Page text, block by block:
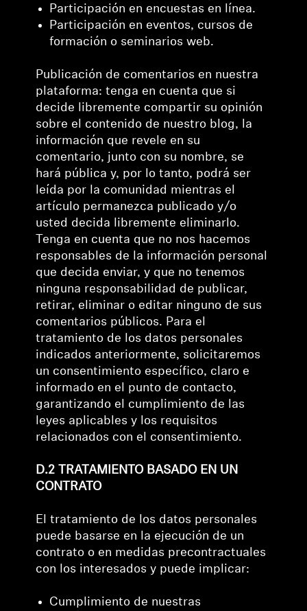
Participación en encuestas en línea.
Participación en eventos, cursos de
formación o seminarios web.
Publicación de comentarios en nuestra
plataforma: tenga en cuenta que si
decide libremente compartir su opinión
sobre el contenido de nuestro blog, la
información que revele en su
comentario, junto con su nombre, se
hará pública y, por lo tanto, podrá ser
leída por la comunidad mientras el
artículo permanezca publicado y/o
usted decida libremente eliminarlo.
Tenga en cuenta que no nos hacemos
responsables de la información personal
que decida enviar, y que no tenemos
ninguna responsabilidad de publicar,
retirar, eliminar o editar ninguno de sus
comentarios públicos. Para el
tratamiento de los datos personales
indicados anteriormente, solicitaremos
un consentimiento específico, claro e
informado en el punto de contacto,
garantizando el cumplimiento de las
leyes aplicables y los requisitos
relacionados con el consentimiento.
D.2 TRATAMIENTO BASADO EN UN
CONTRATO
El tratamiento de los datos personales
puede basarse en la ejecución de un
contrato o en medidas precontractuales
con los interesados y puede implicar:
Cumplimiento de nuestras